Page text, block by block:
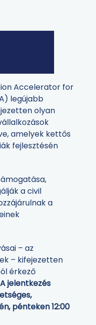
Accelerator for
legújabb
olyan
amelyek kettős
fejlesztésén
a civil
a
– az
– kifejezetten
érkező
A jelentkezés
pénteken 12:00